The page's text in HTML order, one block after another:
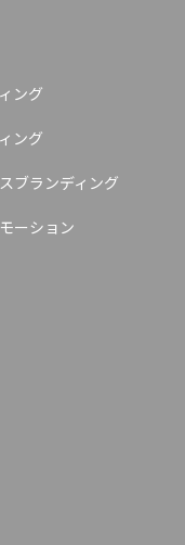
ング
ング
ブランディング
ーション